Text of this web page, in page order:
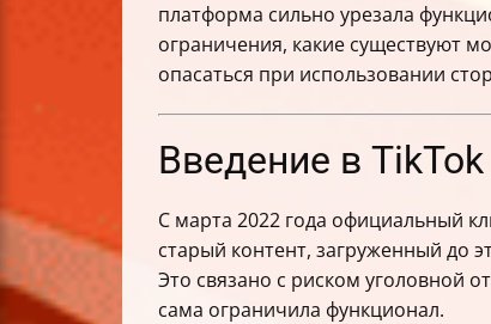
платформа сильно урезала
ограничения, какие существуют
опасаться при использовании
Введение в
С марта 2022 года официальный
старый контент, загруженный до
Это связано с риском уголовной
сама ограничила функционал.